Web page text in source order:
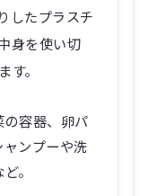
したプラスチ
身を使い切
。
容器、卵パ
ンプーや洗
。